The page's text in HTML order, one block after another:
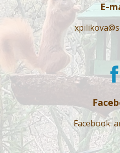
E-
Facebook: